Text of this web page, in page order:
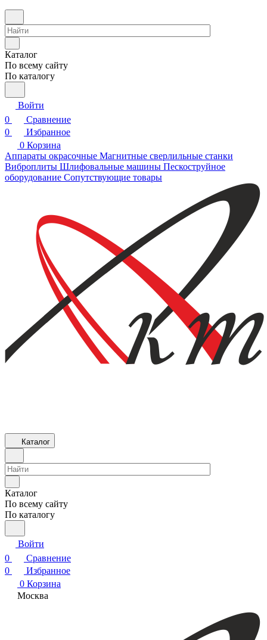
Каталог
По всему сайту
По каталогу
Войти
0
Сравнение
0
Избранное
0 Корзина
Аппараты окрасочные Магнитные сверлильные станки
Виброплиты Шлифовальные машины Пескоструйное
оборудование Сопутствующие товары
Каталог
Каталог
По всему сайту
По каталогу
Войти
0
Сравнение
0
Избранное
0 Корзина
Москва